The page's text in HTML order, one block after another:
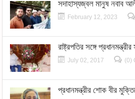
সদাহাস্যজ্বল মানুষ নবাব
February 12, 2023
রাষ্ট্রপতির সঙ্গে প্রধানমন্ত্রীর
July 02, 2017 (0)
প্রধানমন্ত্রীর শোক বীর